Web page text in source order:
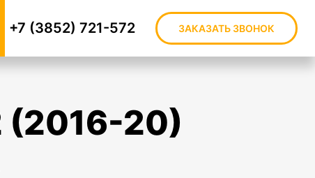
+7 (3852) 721-572 ЗАКАЗАТЬ ЗВОНОК